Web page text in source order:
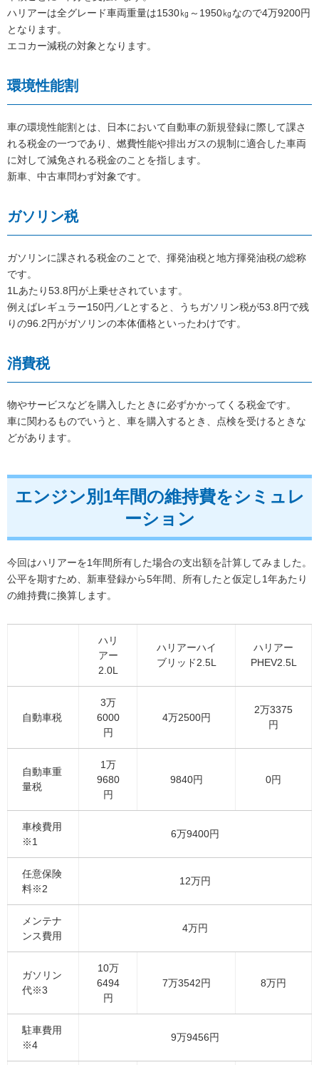
ハリアーは全グレード車両重量は1530㎏～1950㎏なので4万9200円
となります。
エコカー減税の対象となります。
環境性能割
車の環境性能割とは、日本において自動車の新規登録に際して課さ
れる税金の一つであり、燃費性能や排出ガスの規制に適合した車両
に対して減免される税金のことを指します。
新車、中古車問わず対象です。
ガソリン税
ガソリンに課される税金のことで、揮発油税と地方揮発油税の総称
です。
1Lあたり53.8円が上乗せされています。
例えばレギュラー150円／Lとすると、うちガソリン税が53.8円で残
りの96.2円がガソリンの本体価格といったわけです。
消費税
物やサービスなどを購入したときに必ずかかってくる税金です。
車に関わるものでいうと、車を購入するとき、点検を受けるときな
どがあります。
エンジン別1年間の維持費をシミュレ
ーション
今回はハリアーを1年間所有した場合の支出額を計算してみました。
公平を期すため、新車登録から5年間、所有したと仮定し1年あたり
の維持費に換算します。
ハリ
アー
2.0L
ハリアーハイ
ブリッド2.5L
ハリアー
PHEV2.5L
自動車税
3万
6000
円
4万2500円
2万3375
円
自動車重
量税
1万
9680
円
9840円 0円
車検費用
※1
6万9400円
任意保険
料※2
12万円
メンテナ
ンス費用
4万円
ガソリン
代※3
10万
6494
円
7万3542円 8万円
駐車費用
※4
9万9456円